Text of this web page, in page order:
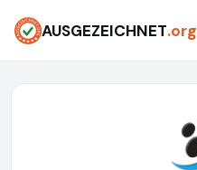
AUSGEZEICHNET.org